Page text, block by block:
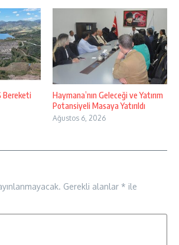
Bereketi
Haymana’nın Geleceği ve Yatırım
Potansiyeli Masaya Yatırıldı
Ağustos 6, 2026
Gerekli alanlar * ile